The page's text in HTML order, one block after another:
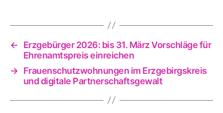
←
Erzgebürger 2026: bis 31. März Vorschläge für
Ehrenamtspreis einreichen
→ Frauenschutzwohnungen im Erzgebirgskreis
und digitale Partnerschaftsgewalt